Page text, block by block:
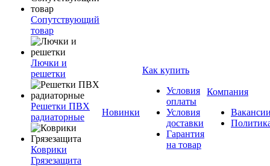
Сопутствующий
товар
Лючки и
решетки
Решетки ПВХ
радиаторные
Коврики
Грязезащита
Новинки
Как купить
Условия
оплаты
Условия
доставки
Гарантия
на товар
Компания